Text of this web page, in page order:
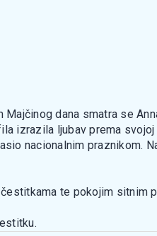
dana smatra se
izrazila ljubav prema svojoj
nacionalnim praznikom.
te pokojim sitnim